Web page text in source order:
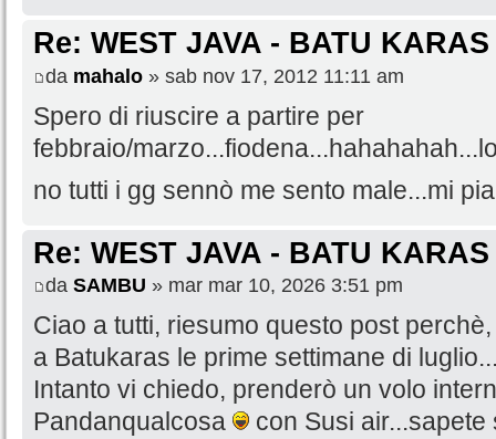
Re: WEST JAVA - BATU KARAS
da mahalo » sab nov 17, 2012 11:11 am
Spero di riuscire a partire per
febbraio/
no tutti i gg sennò me sento male...mi
Re: WEST JAVA - BATU KARAS
da SAMBU » mar mar 10, 2026 3:51 pm
Ciao a tutti, riesumo questo post
a Batukaras le prime settimane di
Intanto vi chiedo, prenderò un volo
Pandanqualcosa
con Susi